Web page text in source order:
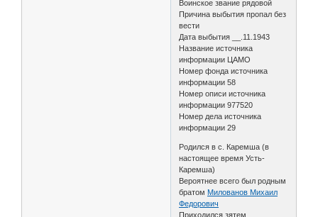
Воинское звание рядовой
Причина выбытия пропал без
вести
Дата выбытия __.11.1943
Название источника
информации ЦАМО
Номер фонда источника
информации 58
Номер описи источника
информации 977520
Номер дела источника
информации 29
Родился в с. Каремша (в
настоящее время Усть-
Каремша)
Вероятнее всего был родным
братом Милованов Михаил
Федорович
Приходился зятем